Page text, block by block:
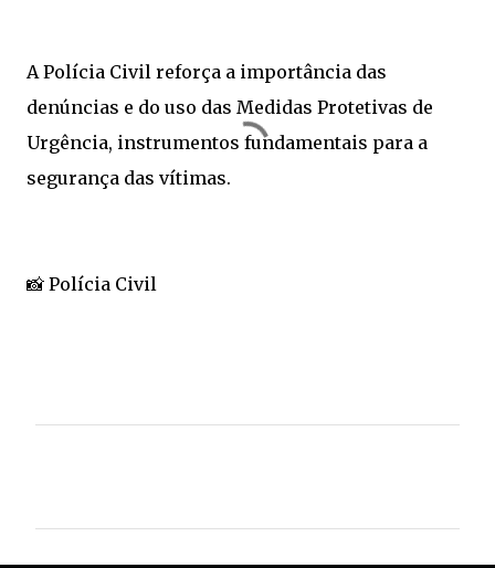
A Polícia Civil reforça a importância das
denúncias e do uso das Medidas Protetivas de
Urgência, instrumentos fundamentais para a
segurança das vítimas.
📸 Polícia Civil